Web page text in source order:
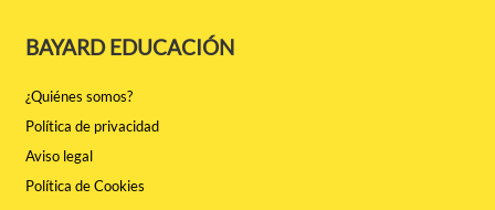
BAYARD EDUCACIÓN
¿Quiénes somos?
Política de privacidad
Aviso legal
Política de Cookies